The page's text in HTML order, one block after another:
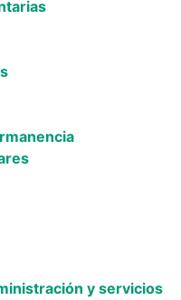
y servicios